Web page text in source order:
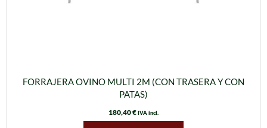
FORRAJERA OVINO MULTI 2M (CON TRASERA Y CON
PATAS)
180,40€IVA incl.